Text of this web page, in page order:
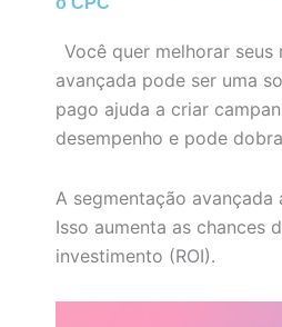
Você quer melhorar
avançada pode ser uma
pago ajuda a criar
desempenho e pode
A segmentação
Isso aumenta as chances
investimento (ROI).